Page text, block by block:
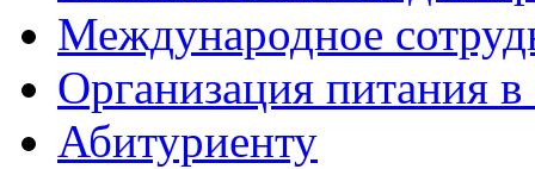
Международное
Организация питания в
Абитуриенту